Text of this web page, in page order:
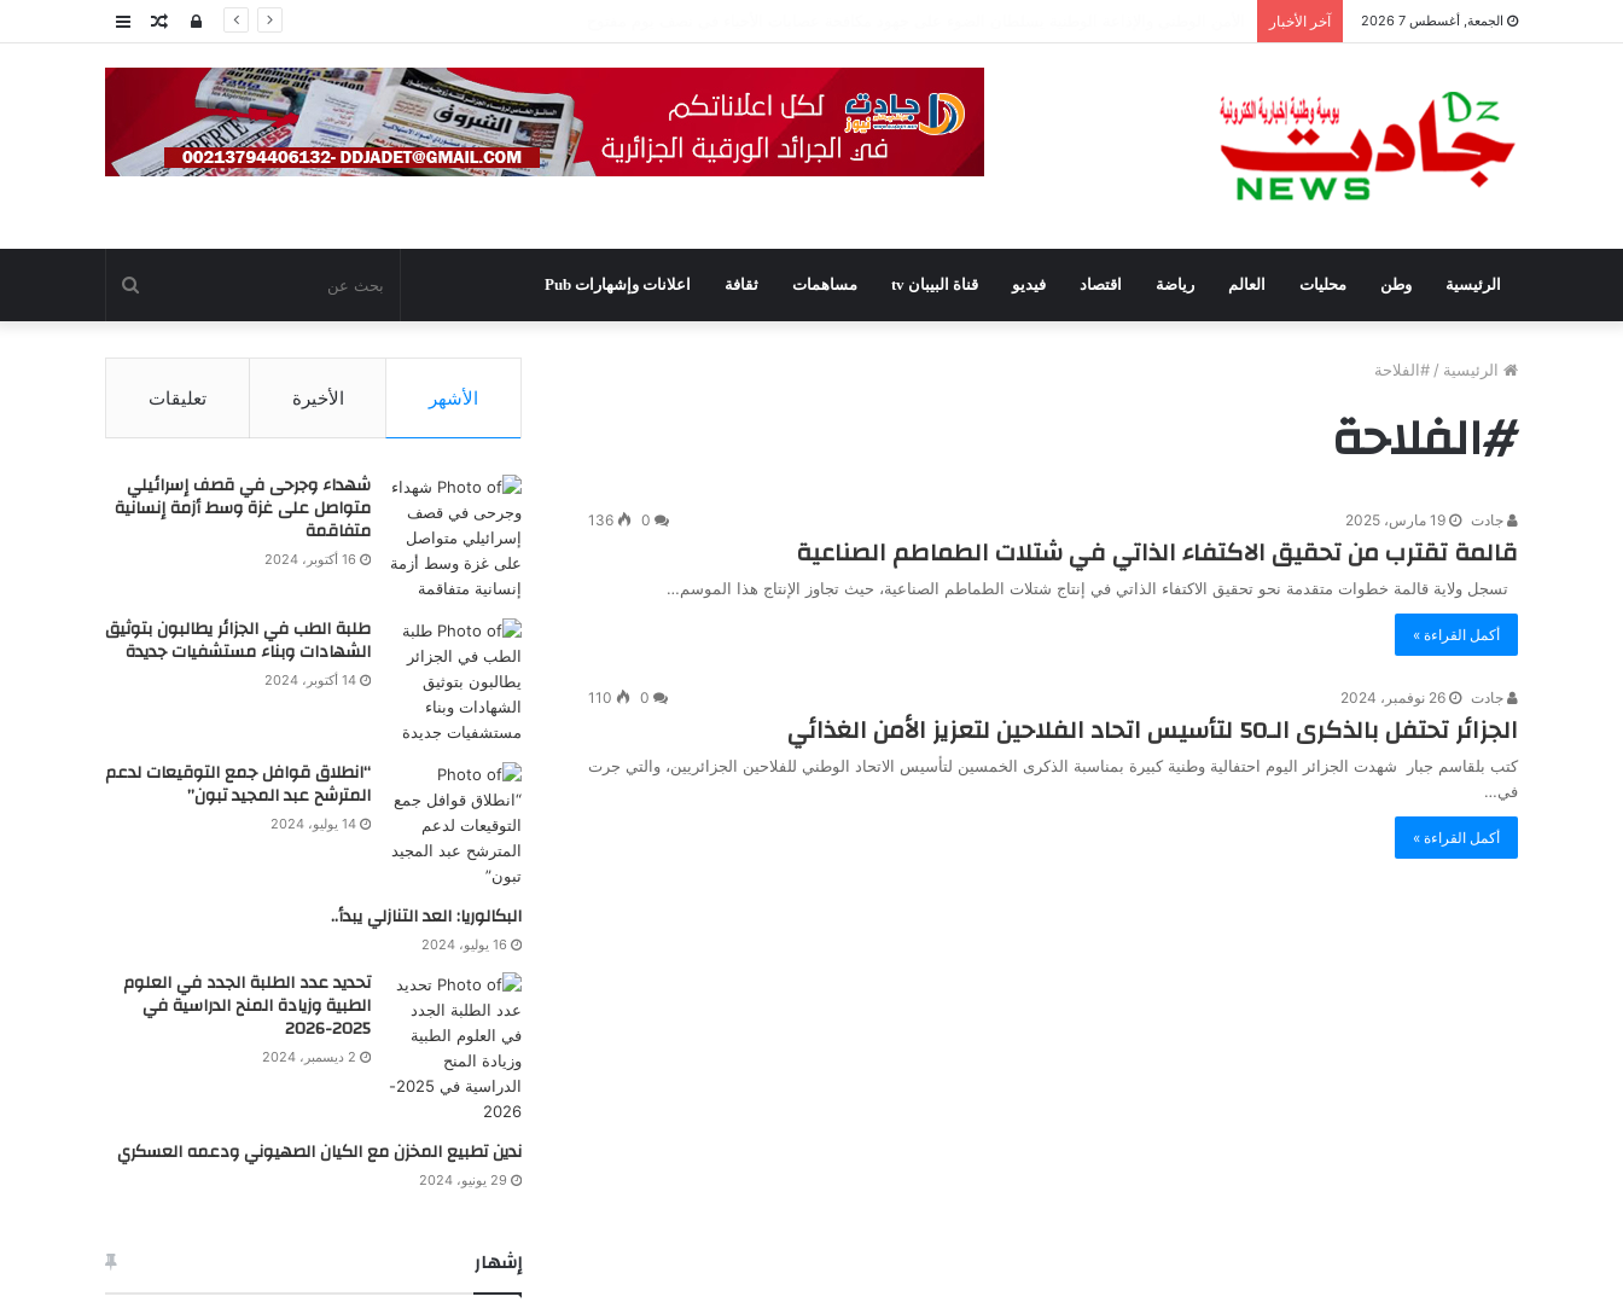
الجمعة, أغسطس 7 2026 آخر الأخبار عمودمقالتسجيل
الرئيسية وطن محليات العالم رياضة اقتصاد فيديو قناة البيبان tv مساهمات ثقافة اعلانات وإشهارات Pub بحث
عن
الرئيسية / #الفلاحة
#الفلاحة
جادت 19 مارس، 2025 0
136
قالمة تقترب من تحقيق الاكتفاء الذاتي في شتلات الطماطم الصناعية
تسجل ولاية قالمة خطوات متقدمة نحو تحقيق الاكتفاء الذاتي في إنتاج شتلات الطماطم الصناعية، حيث تجاوز الإنتاج هذا الموسم…
أكمل القراءة »
جادت 26 نوفمبر، 2024 0
110
الجزائر تحتفل بالذكرى الـ50 لتأسيس اتحاد الفلاحين لتعزيز الأمن الغذائي
كتب بلقاسم جبار شهدت الجزائر اليوم احتفالية وطنية كبيرة بمناسبة الذكرى الخمسين لتأسيس الاتحاد الوطني للفلاحين الجزائريين، والتي جرت
في…
أكمل القراءة »
الأشهر الأخيرة تعليقات
شهداء وجرحى في قصف إسرائيلي
متواصل على غزة وسط أزمة إنسانية
متفاقمة
16 أكتوبر، 2024
طلبة الطب في الجزائر يطالبون بتوثيق
الشهادات وبناء مستشفيات جديدة
14 أكتوبر، 2024
“انطلاق قوافل جمع التوقيعات لدعم
المترشح عبد المجيد تبون”
14 يوليو، 2024
البكالوريا: العد التنازلي يبدأ..
16 يوليو، 2024
تحديد عدد الطلبة الجدد في العلوم
الطبية وزيادة المنح الدراسية في
2025-2026
2 ديسمبر، 2024
ندين تطبيع المخزن مع الكيان الصهيوني ودعمه العسكري
29 يونيو، 2024
إشهار